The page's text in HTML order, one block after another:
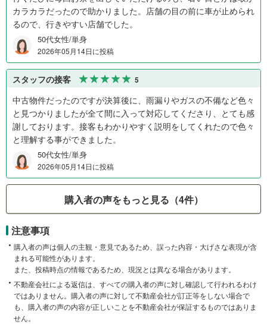
カラカラだったので助かりました。店舗の目の前に車が止められ
るので、行きやすい店舗でした。
50代女性/単身
2026年05月14日に投稿
スタッフの接客 5
中古物件だったのですが決算後に、雨漏りやガスの不備など色々
と見つかりましたが全て間に入って対応してくださり、とても感
謝しております。接客もわかりやすく説明をしてくれたので色々
と理解する事ができました。
50代女性/単身
2026年05月14日に投稿
購入者の声をもっと見る（4件）
注意事項
購入者の声は個人の主観・意見であるため、誤った内容・大げさな表現が含
まれる可能性があります。
また、投稿時点の情報であるため、現況とは異なる場合があります。
不動産会社による返信は、すべての購入者の声に対し確認して行われるわけ
ではありません。購入者の声に対して不動産会社が訂正等をしない場合で
も、購入者の声の内容が正しいことを不動産会社が保証するものではありま
せん。